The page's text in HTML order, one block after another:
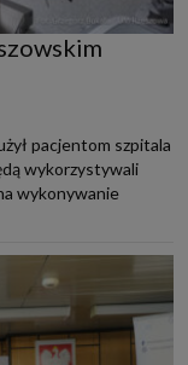
pacjentom szpitala
wykorzystywali
wykonywanie